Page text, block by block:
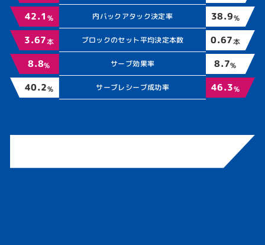
42.1 % 内バックアタック決定率 38.9%
3.67本 ブロックのセット平均決定本数 0.67本
8.8% サーブ効果率 8.7%
40.2% サーブレシーブ成功率 46.3%